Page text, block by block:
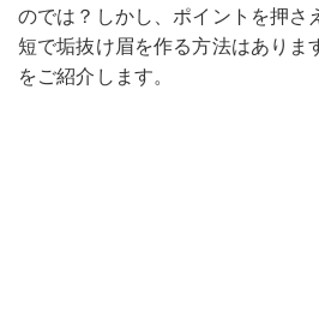
のでは？しかし、ポイントを押さ
短で垢抜け眉を作る方法はありま
をご紹介します。